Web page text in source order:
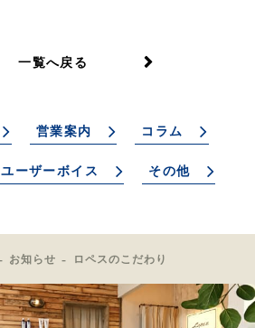
一覧へ戻る
営業案内 コラム
ユーザーボイス その他
お知らせ ロペスのこだわり